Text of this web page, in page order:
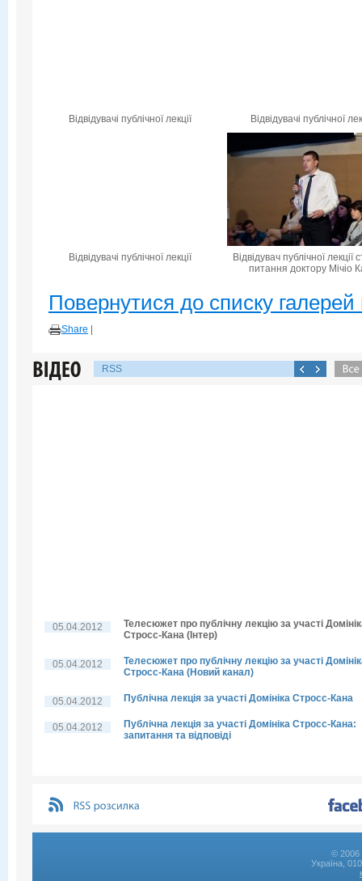
Відвідувачі публічної лекції Відвідувачі публічної
Відвідувачі публічної лекції
Відвідувач публічної лекції
питання доктору Мічіо
Повернутися до списку галерей
Share
RSS
05.04.2012
Телесюжет про публічну лекцію за участі
Стросс-Кана (Інтер)
05.04.2012
Телесюжет про публічну лекцію за участі
Стросс-Кана (Новий канал)
05.04.2012 Публічна лекція за участі Домініка Стросс-Кана
05.04.2012
Публічна лекція за участі Домініка Стросс-Кана:
запитання та відповіді
© 2006
Україна,